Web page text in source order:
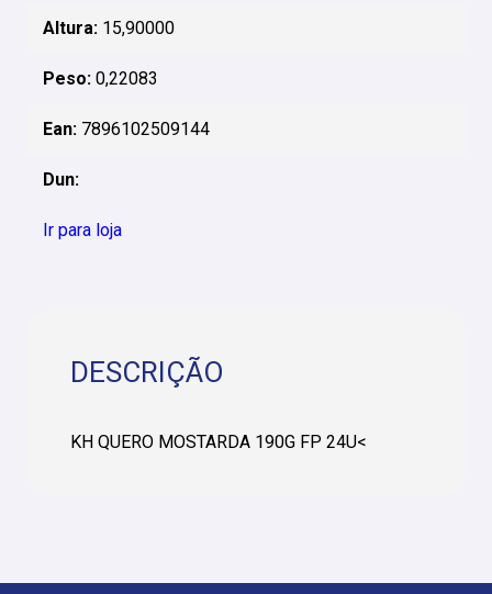
Altura: 15,90000
Peso: 0,22083
Ean: 7896102509144
Dun:
Ir para loja
DESCRIÇÃO
KH QUERO MOSTARDA 190G FP 24U<